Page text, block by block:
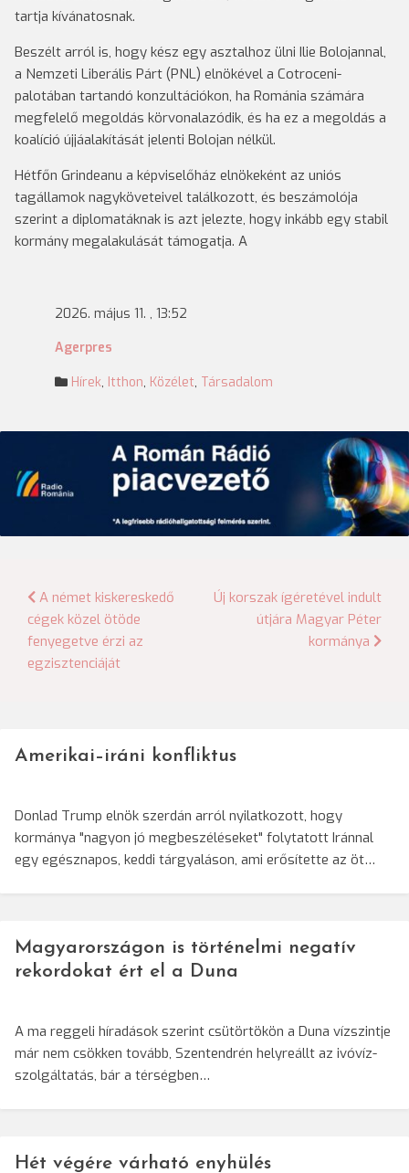
tartja kívánatosnak.
Beszélt arról is, hogy kész egy asztalhoz ülni Ilie Bolojannal,
a Nemzeti Liberális Párt (PNL) elnökével a Cotroceni-
palotában tartandó konzultációkon, ha Románia számára
megfelelő megoldás körvonalazódik, és ha ez a megoldás a
koalíció újjáalakítását jelenti Bolojan nélkül.
Hétfőn Grindeanu a képviselőház elnökeként az uniós
tagállamok nagyköveteivel találkozott, és beszámolója
szerint a diplomatáknak is azt jelezte, hogy inkább egy stabil
kormány megalakulását támogatja. A
2026. május 11. , 13:52
Agerpres
Hírek, Itthon, Közélet, Társadalom
Bejegyzés
navigáció
A német kiskereskedő
cégek közel ötöde
fenyegetve érzi az
egzisztenciáját
Új korszak ígéretével indult
útjára Magyar Péter
kormánya
Amerikai–iráni konfliktus
Donlad Trump elnök szerdán arról nyilatkozott, hogy
kormánya "nagyon jó megbeszéléseket" folytatott Iránnal
egy egésznapos, keddi tárgyaláson, ami erősítette az öt…
Magyarországon is történelmi negatív
rekordokat ért el a Duna
A ma reggeli híradások szerint csütörtökön a Duna vízszintje
már nem csökken tovább, Szentendrén helyreállt az ivóvíz-
szolgáltatás, bár a térségben…
Hét végére várható enyhülés